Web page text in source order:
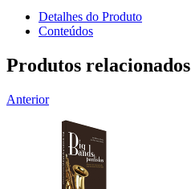
Detalhes do Produto
Conteúdos
Produtos relacionados
Anterior